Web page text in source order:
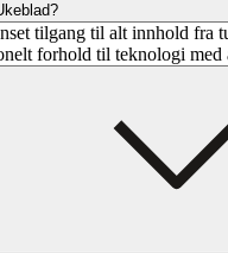
tilgang til alt innhold
forhold til teknologi